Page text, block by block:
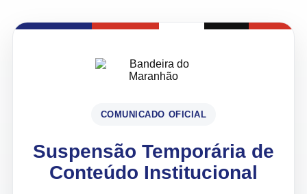
COMUNICADO OFICIAL
Suspensão Temporária de
Conteúdo Institucional